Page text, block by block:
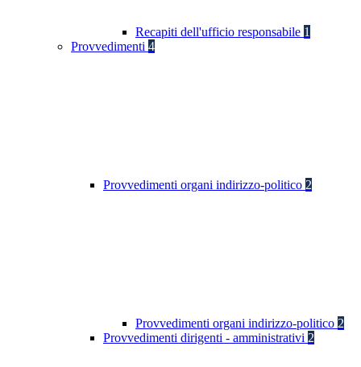
Recapiti dell'ufficio responsabile 1
Provvedimenti 4
Provvedimenti organi indirizzo-politico 2
Provvedimenti organi indirizzo-politico 2
Provvedimenti dirigenti - amministrativi 2